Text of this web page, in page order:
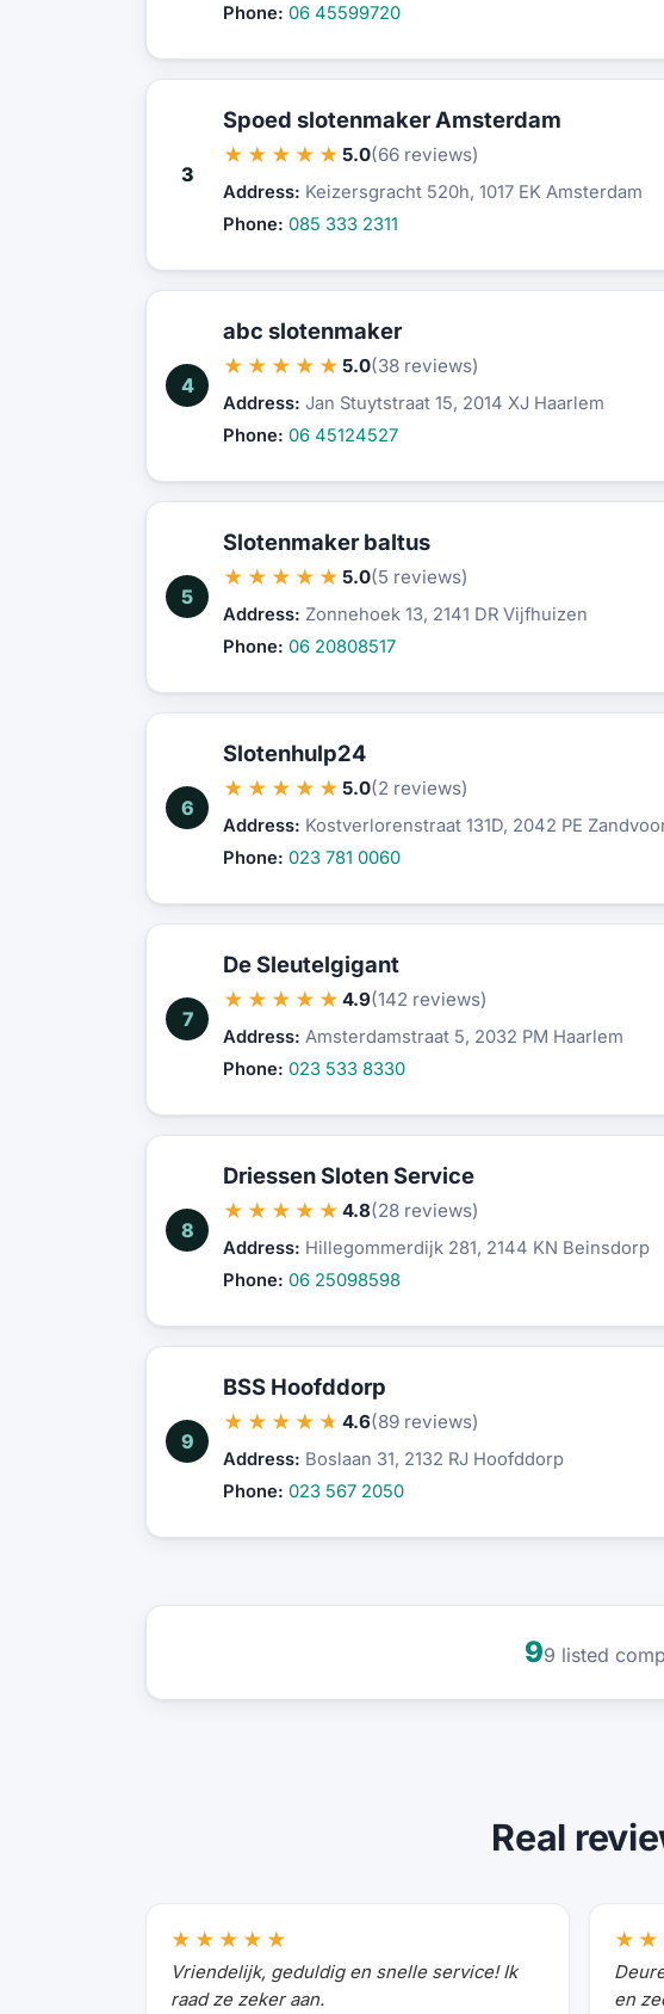
Phone: 06 45599720
3
Spoed slotenmaker Amsterdam
★★★★★ 5.0(66 reviews)
Address: Keizersgracht 520h, 1017 EK Amsterdam
Phone: 085 333 2311
4
abc slotenmaker
★★★★★ 5.0(38 reviews)
Address: Jan Stuytstraat 15, 2014 XJ Haarlem
Phone: 06 45124527
5
Slotenmaker baltus
★★★★★ 5.0(5 reviews)
Address: Zonnehoek 13, 2141 DR Vijfhuizen
Phone: 06 20808517
6
Slotenhulp24
★★★★★ 5.0(2 reviews)
Address: Kostverlorenstraat 131D, 2042 PE
Phone: 023 781 0060
7
De Sleutelgigant
★★★★★ 4.9(142 reviews)
Address: Amsterdamstraat 5, 2032 PM Haarlem
Phone: 023 533 8330
8
Driessen Sloten Service
★★★★★ 4.8(28 reviews)
Address: Hillegommerdijk 281, 2144 KN Beinsdorp
Phone: 06 25098598
9
BSS Hoofddorp
★★★★★ 4.6(89 reviews)
Address: Boslaan 31, 2132 RJ Hoofddorp
Phone: 023 567 2050
99 listed
Real
★★★★★
Vriendelijk, geduldig en snelle service! Ik
raad ze zeker aan.
en